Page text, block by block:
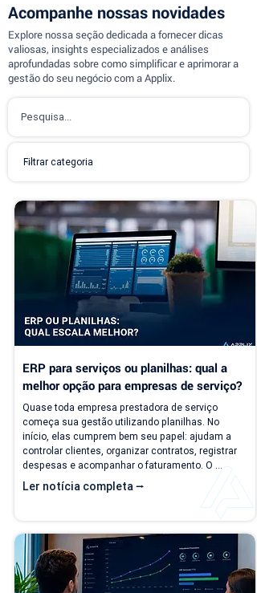
Acompanhe nossas novidades
Explore nossa seção dedicada a fornecer dicas
valiosas, insights especializados e análises
aprofundadas sobre como simplificar e aprimorar a
gestão do seu negócio com a Applix.
ERP para serviços ou planilhas: qual a
melhor opção para empresas de serviço?
Quase toda empresa prestadora de serviço
começa sua gestão utilizando planilhas. No
início, elas cumprem bem seu papel: ajudam a
controlar clientes, organizar contratos, registrar
despesas e acompanhar o faturamento. O
problema é que a empresa evolui, mas o modelo
de gestão muitas vezes continua o mesmo. Com
o aumento da carteira de clientes, novos
contratos, cobranças recorrentes e processos
financeiros mais complexos, aquilo que antes era
simples passa a consumir tempo, gerar
retrabalho e...
Ler notícia completa ⭢